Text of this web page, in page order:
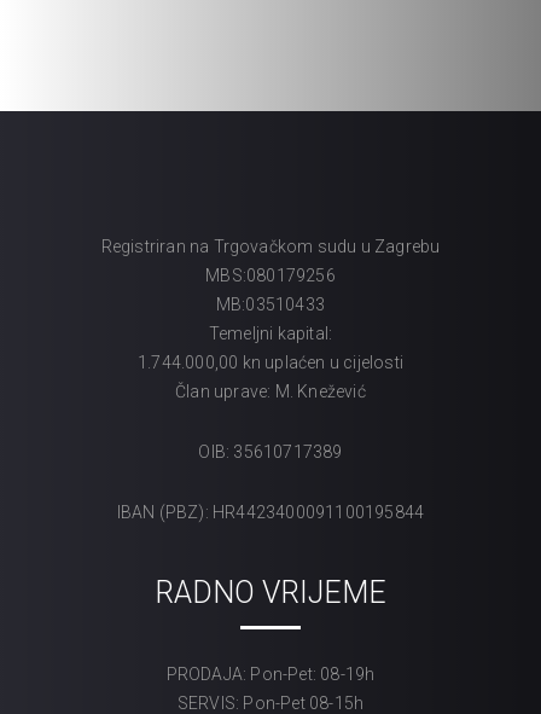
Registriran na Trgovačkom sudu u Zagrebu
MBS:080179256
MB:03510433
Temeljni kapital:
1.744.000,00 kn uplaćen u cijelosti
Član uprave: M. Knežević
OIB: 35610717389
IBAN (PBZ): HR4423400091100195844
RADNO VRIJEME
PRODAJA: Pon-Pet: 08-19h
SERVIS: Pon-Pet 08-15h